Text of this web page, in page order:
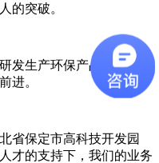
的突破。
发生产环保产品的领军
进。
省保定市高科技开发园
才的支持下，我们的业务